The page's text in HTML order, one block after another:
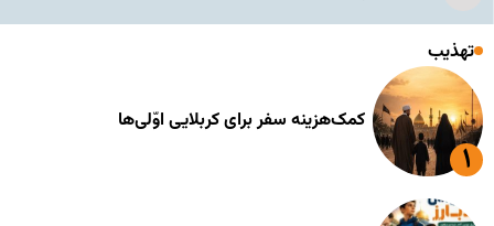
تهذیب
کمک‌هزینه سفر برای کربلایی اوّلی‌ها